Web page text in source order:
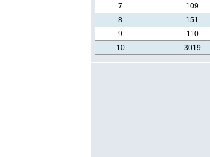
7
109
8
151
9
110
10
3019